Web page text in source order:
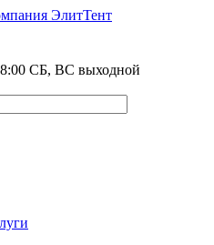
СБ, ВС выходной